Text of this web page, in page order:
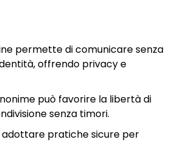
permette di comunicare senza
offrendo privacy e
può favorire la libertà di
senza timori.
pratiche sicure per